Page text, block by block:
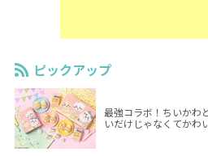
ピックアップ
最強コラボ！ちいかわ
いだけじゃなくてかわ